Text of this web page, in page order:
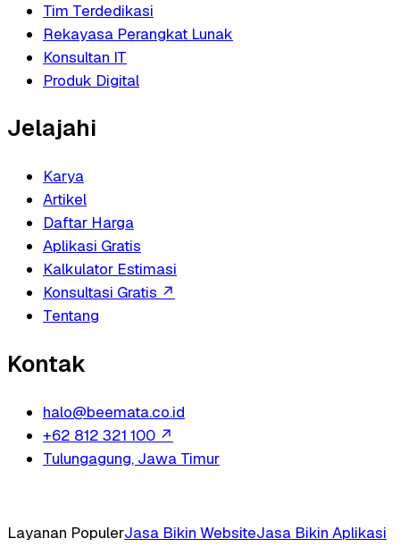
Tim Terdedikasi
Rekayasa Perangkat Lunak
Konsultan IT
Produk Digital
Jelajahi
Karya
Artikel
Daftar Harga
Aplikasi Gratis
Kalkulator Estimasi
Konsultasi Gratis ↗
Tentang
Kontak
halo@beemata.co.id
+62 812 321 100 ↗
Tulungagung, Jawa Timur
Layanan PopulerJasa Bikin WebsiteJasa Bikin Aplikasi